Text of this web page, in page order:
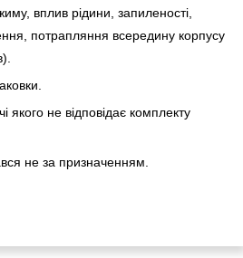
вплив рідини, запиленості,
потрапляння всередину корпусу
якого не відповідає комплекту
не за призначенням.